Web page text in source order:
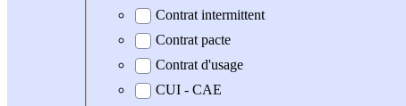
Contrat intermittent
Contrat pacte
Contrat d'usage
CUI - CAE